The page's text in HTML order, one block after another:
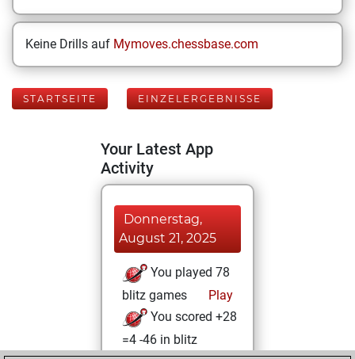
Keine Drills auf Mymoves.chessbase.com
STARTSEITE EINZELERGEBNISSE
Your Latest App
Activity
Donnerstag,
August 21, 2025
You played 78
blitz games
Play
You scored +28
=4 -46 in blitz